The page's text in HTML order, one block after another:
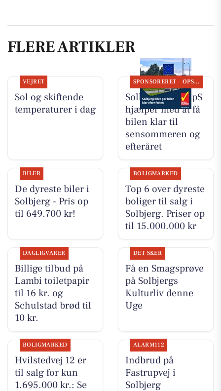
FLERE ARTIKLER
VEJRET
Sol og skiftende
temperaturer i dag
SPONSORERET OPSLAGSTAVLEN
Solbjerg Biler ApS
hjælper med at få
bilen klar til
sensommeren og
efteråret
BILER
De dyreste biler i
Solbjerg - Pris op
til 649.700 kr!
BOLIGMARKED
Top 6 over dyreste
boliger til salg i
Solbjerg. Priser op
til 15.000.000 kr
DAGLIGVARER
Billige tilbud på
Lambi toiletpapir
til 16 kr. og
Schulstad brød til
10 kr.
DET SKER
Få en Smagsprøve
på Solbjergs
Kulturliv denne
Uge
BOLIGMARKED
Hvilstedvej 12 er
til salg for kun
1.695.000 kr.: Se
ALARM112
Indbrud på
Fastrupvej i
Solbjerg